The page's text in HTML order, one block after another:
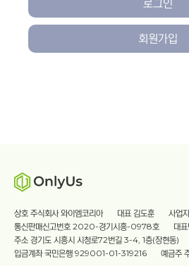
로그인
회원가입
상호 주식회사 와이엠코리아 대표 김도훈
사업
통신판매신고번호 2020-경기시흥-0978호
대
주소 경기도 시흥시 시청로72번길 3-4, 1층(장현동)
입금계좌 국민은행 929001-01-319216
예금주